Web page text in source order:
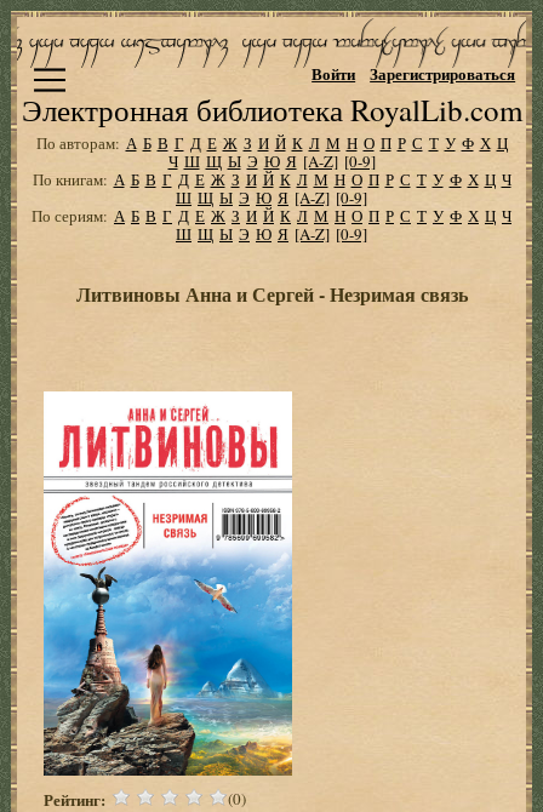
Электронная библиотека RoyalLib.com
Войти Зарегистрироваться
По авторам: А Б В Г Д Е Ж З И Й К Л М Н О П Р С Т У Ф Х Ц
Ч Ш Щ Ы Э Ю Я [A-Z] [0-9]
По книгам: А Б В Г Д Е Ж З И Й К Л М Н О П Р С Т У Ф Х Ц Ч
Ш Щ Ы Э Ю Я [A-Z] [0-9]
По сериям: А Б В Г Д Е Ж З И Й К Л М Н О П Р С Т У Ф Х Ц Ч
Ш Щ Ы Э Ю Я [A-Z] [0-9]
Литвиновы Анна и Сергей - Незримая связь
Рейтинг: (0)